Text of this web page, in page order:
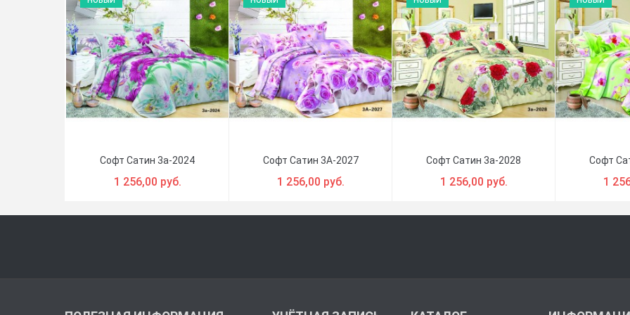
Софт Сатин 3a-2024
1 256,00 руб.
Софт Сатин 3A-2027
1 256,00 руб.
Софт Сатин 3a-2028
1 256,00 руб.
Софт
1